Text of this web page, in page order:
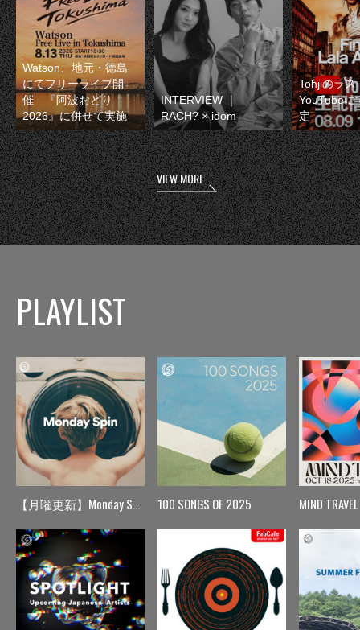
Watson、地元・徳島
にてフリーライブ開
催 『阿波おどり
2026』に併せて実施
INTERVIEW ｜
RACH? × idom
Tohjiのラス
YouTubeに
定
VIEW MORE
PLAYLIST
【月曜更新】Monday Spin 100 SONGS OF 2025 MIND TRAVEL